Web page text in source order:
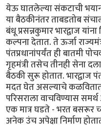
येऊ घातलेल्या संकटाची
या बैठकीनंतर ताबडतोब
बंधू प्रसन्नकुमार भारद्वाज
कल्पना देतात. ते ऊर्जा
पंतप्रधानांपर्यंत ही बातमी
गृहमंत्री तसेच तीनही सेना
बैठकी सुरू होतात. भारद्वाज
मदत घेत असल्याचे
परिसराला वाचविण्यास
एक मात्र घडते - भरत बसरूर
अनेक उंच अपेक्षा निर्माण